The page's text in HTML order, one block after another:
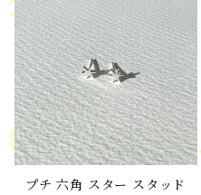
プチ 六角 スター スタッド